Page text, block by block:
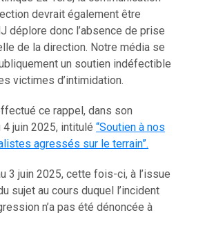
devrait également être
déplore donc l’absence de prise
de la direction. Notre média se
un soutien indéfectible
victimes d’intimidation.
ce rappel, dans son
juin 2025, intitulé “Soutien à nos
agressés sur le terrain”.
3 juin 2025, cette fois-ci, à l’issue
sujet au cours duquel l’incident
n’a pas été dénoncée à